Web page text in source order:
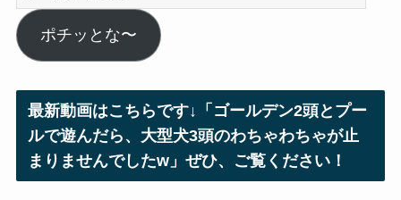
ー
ル
ア
ス
ポチッとな〜
最新動画はこちらです↓「ゴールデン2頭とプー
ルで遊んだら、大型犬3頭のわちゃわちゃが止
まりませんでしたw」ぜひ、ご覧ください！